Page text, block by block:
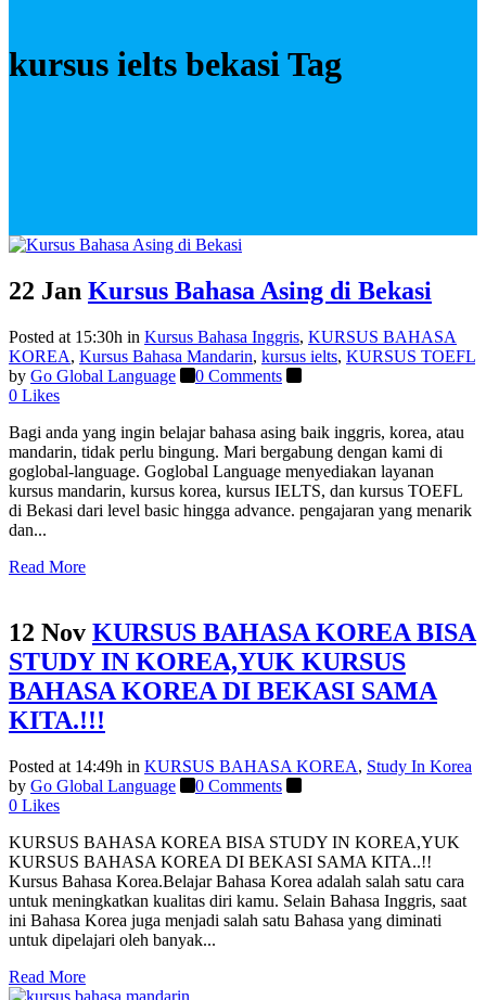
kursus ielts bekasi Tag
22 Jan Kursus Bahasa Asing di Bekasi
Posted at 15:30h in Kursus Bahasa Inggris, KURSUS BAHASA
KOREA, Kursus Bahasa Mandarin, kursus ielts, KURSUS TOEFL
by Go Global Language
0 Comments
0 Likes
Bagi anda yang ingin belajar bahasa asing baik inggris, korea, atau
mandarin, tidak perlu bingung. Mari bergabung dengan kami di
goglobal-language. Goglobal Language menyediakan layanan
kursus mandarin, kursus korea, kursus IELTS, dan kursus TOEFL
di Bekasi dari level basic hingga advance. pengajaran yang menarik
dan...
Read More
12 Nov KURSUS BAHASA KOREA BISA
STUDY IN KOREA,YUK KURSUS
BAHASA KOREA DI BEKASI SAMA
KITA.!!!
Posted at 14:49h in KURSUS BAHASA KOREA, Study In Korea
by Go Global Language
0 Comments
0 Likes
KURSUS BAHASA KOREA BISA STUDY IN KOREA,YUK
KURSUS BAHASA KOREA DI BEKASI SAMA KITA..!!
Kursus Bahasa Korea.Belajar Bahasa Korea adalah salah satu cara
untuk meningkatkan kualitas diri kamu. Selain Bahasa Inggris, saat
ini Bahasa Korea juga menjadi salah satu Bahasa yang diminati
untuk dipelajari oleh banyak...
Read More